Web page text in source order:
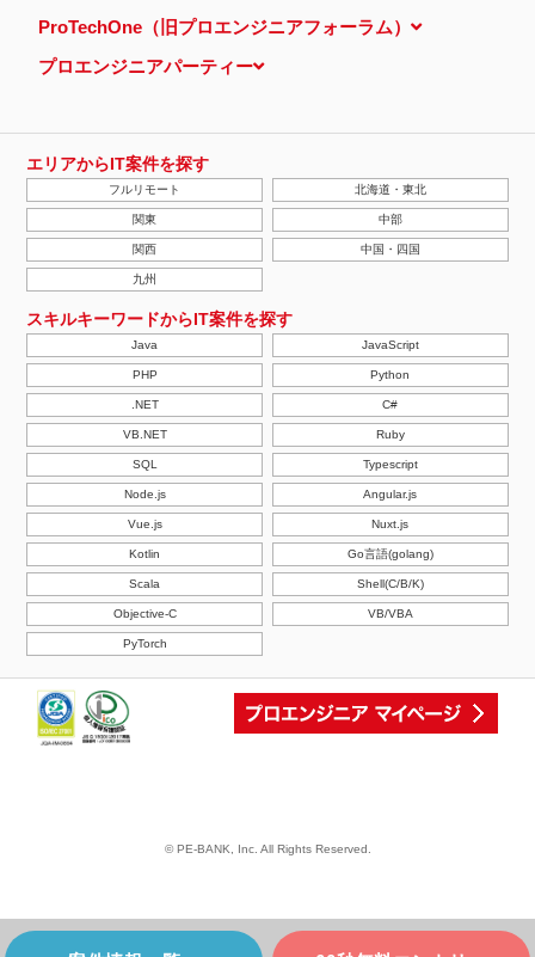
ProTechOne（旧プロエンジニアフォーラム）
プロエンジニアパーティー
エリアからIT案件を探す
フルリモート 北海道・東北
関東 中部
関西 中国・四国
九州
スキルキーワードからIT案件を探す
Java JavaScript
PHP Python
.NET C#
VB.NET Ruby
SQL Typescript
Node.js Angular.js
Vue.js Nuxt.js
Kotlin Go言語(golang)
Scala Shell(C/B/K)
Objective-C VB/VBA
PyTorch
© PE-BANK, Inc. All Rights Reserved.